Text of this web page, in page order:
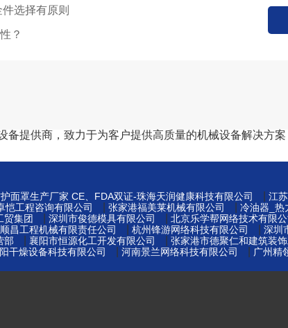
选择有原则
？
提供商，致力于为客户提供高质量的机械设备解决方案
面罩生产厂家 CE、FDA双证-珠海天润健康科技有限公司 江
恺工程咨询有限公司 张家港福美莱机械有限公司 冷油器_热
贸集团 深圳市俊德模具有限公司 北京乐学帮网络技术有限公
昌工程机械有限责任公司 杭州锋游网络科技有限公司 深圳
部 襄阳市恒源化工开发有限公司 张家港市德聚仁和建筑装
干燥设备科技有限公司
河南景兰网络科技有限公司 广州精